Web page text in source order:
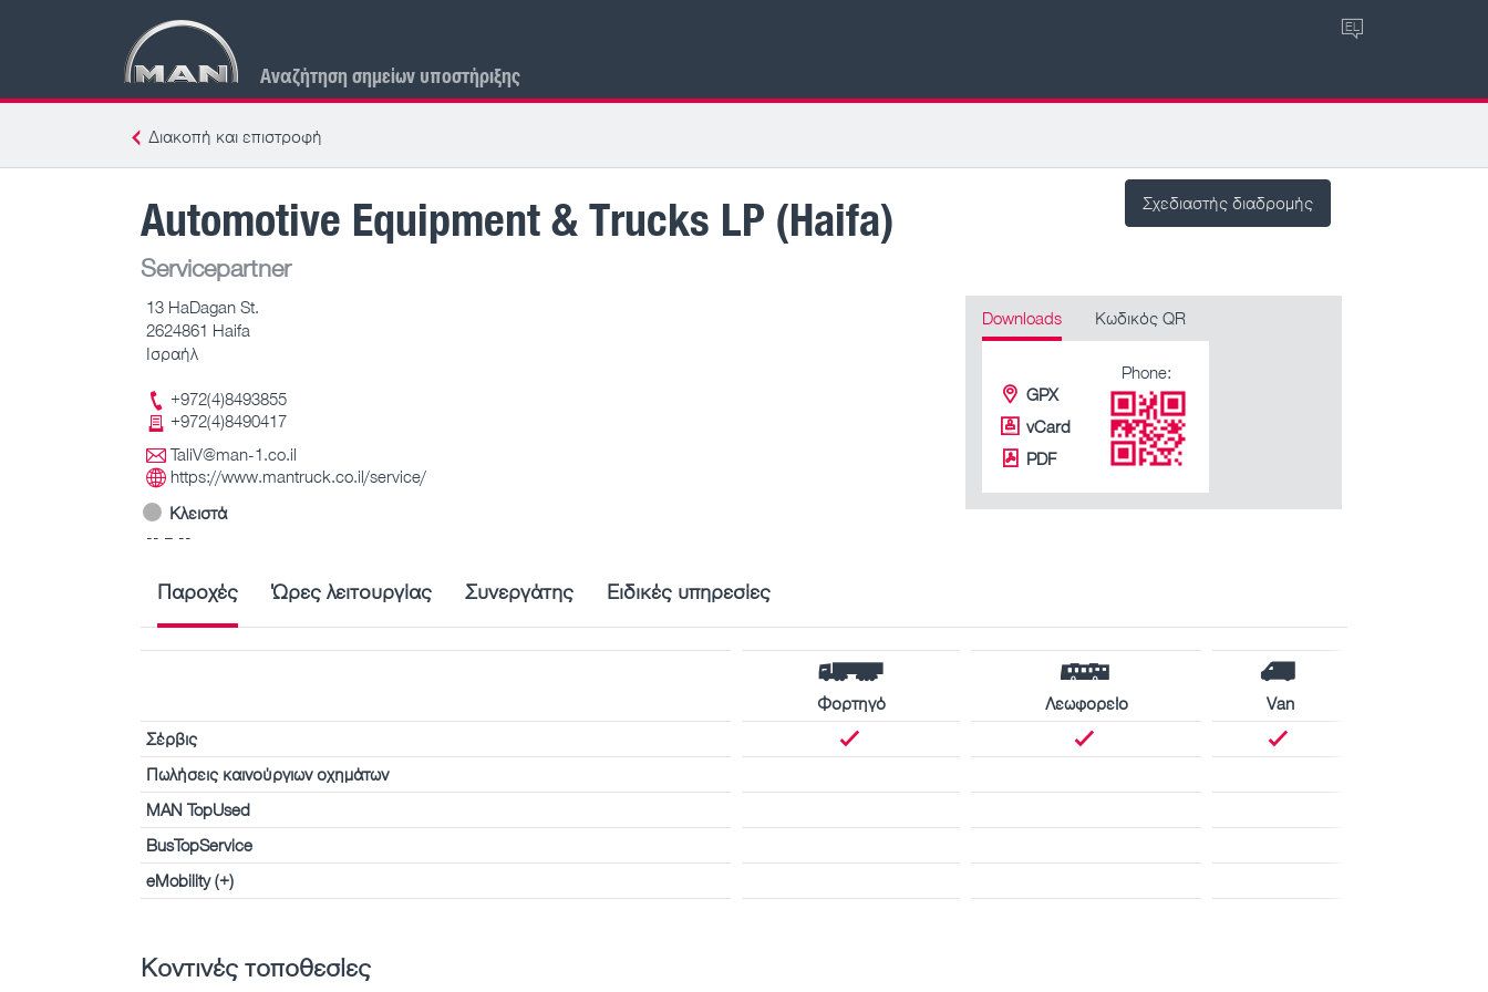
Αναζήτηση σημείων υποστήριξης
EL
Διακοπή και επιστροφή
Σχεδιαστής διαδρομής
Automotive Equipment & Trucks LP (Haifa)
Servicepartner
13 HaDagan St.
2624861 Haifa
Ισραήλ
+972(4)8493855
+972(4)8490417
TaliV@man-1.co.il
https://www.mantruck.co.il/service/
Κλειστά
-- – --
Downloads Κωδικός QR
GPX
vCard
PDF
Phone:
Παροχές Ώρες λειτουργίας Συνεργάτης Ειδικές υπηρεσίες
Φορτηγό Λεωφορείο
Van
Σέρβις
Πωλήσεις καινούργιων οχημάτων
MAN TopUsed
BusTopService
eMobility (+)
Κοντινές τοποθεσίες